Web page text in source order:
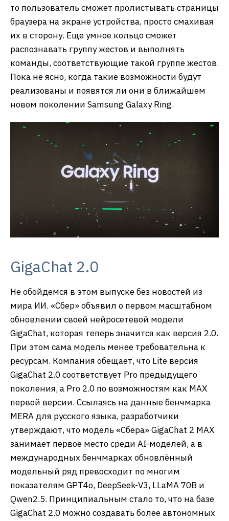
то пользователь сможет пролистывать страницы
браузера на экране устройства, просто смахивая
их в сторону. Еще умное кольцо сможет
распознавать группу жестов и выполнять
команды, соответствующие такой группе жестов.
Пока не ясно, когда такие возможности будут
реализованы и появятся ли они в ближайшем
новом поколении Samsung Galaxy Ring.
GigaChat 2.0
Не обойдемся в этом выпуске без новостей из
мира ИИ. «Сбер» объявил о первом масштабном
обновлении своей нейросетевой модели
GigaChat, которая теперь значится как версия 2.0.
При этом сама модель менее требовательна к
ресурсам. Компания обещает, что Lite версия
GigaChat 2.0 соответствует Pro предыдущего
поколения, а Pro 2.0 по возможностям как MAX
первой версии. Ссылаясь на данные бенчмарка
MERA для русского языка, разработчики
утверждают, что модель «Сбера» GigaChat 2 MAX
занимает первое место среди AI-моделей, а в
международных бенчмарках обновлённый
модельный ряд превосходит по многим
показателям GPT4o, DeepSeek-V3, LLaMA 70B и
Qwen2.5. Принципиальным стало то, что на базе
GigaChat 2.0 можно создавать более автономных